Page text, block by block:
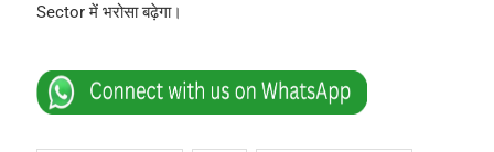
Sector में भरोसा बढ़ेगा।